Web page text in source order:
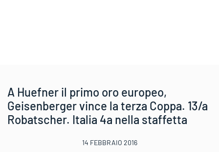
A Huefner il primo oro europeo,
Geisenberger vince la terza Coppa. 13/a
Robatscher. Italia 4a nella staffetta
14 FEBBRAIO 2016